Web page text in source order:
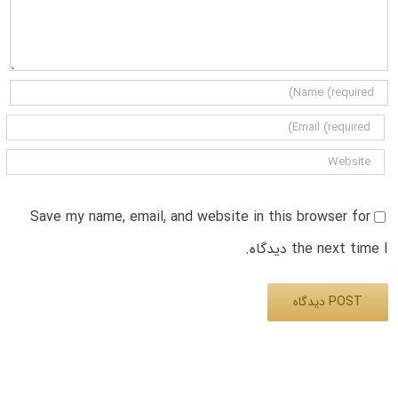
Save my name, email, and website in this browser for
the next time I دیدگاه.